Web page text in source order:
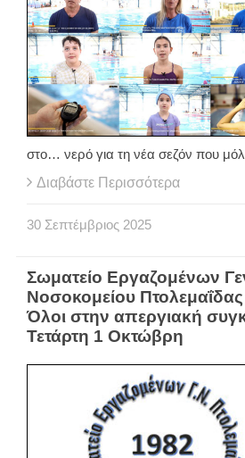
στο… νερό για τη νέα σεζόν που
Διαβάστε Περισσότερα
30 Σεπτέμβριος 2025
Σωματείο Εργαζομένων
Νοσοκομείου
Όλοι στην απεργιακή
Τετάρτη 1 Οκτώβρη